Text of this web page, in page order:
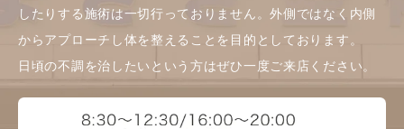
したりする施術は一切行っておりません。外側ではなく内側
からアプローチし体を整えることを目的としております。
日頃の不調を治したいという方はぜひ一度ご来店ください。